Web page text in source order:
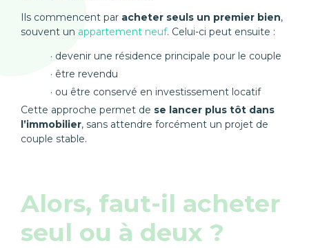
Ils commencent par acheter seuls un premier bien,
souvent un appartement neuf. Celui-ci peut ensuite :
devenir une résidence principale pour le couple
être revendu
ou être conservé en investissement locatif
Cette approche permet de se lancer plus tôt dans
l’immobilier, sans attendre forcément un projet de
couple stable.
Alors, faut-il acheter
seul ou à deux ?